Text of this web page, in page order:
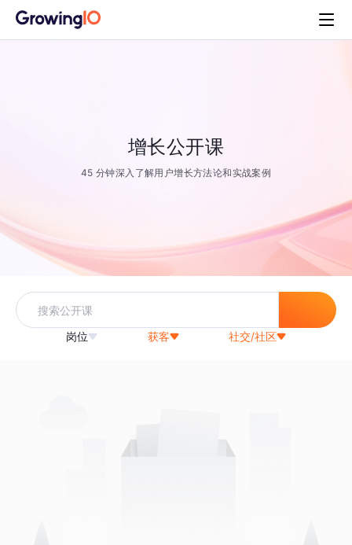
增长公开课
45 分钟深入了解用户增长方法论和实战案例
岗位 获客 社交/社区